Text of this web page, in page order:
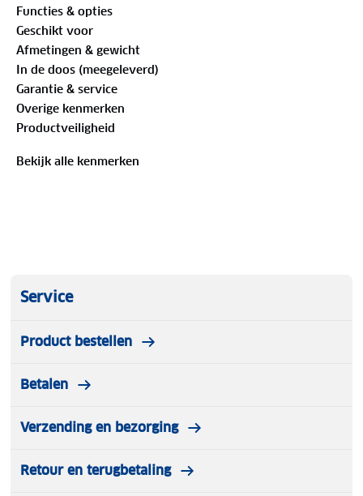
Functies & opties
Geschikt voor
Afmetingen & gewicht
In de doos (meegeleverd)
Garantie & service
Overige kenmerken
Productveiligheid
Bekijk alle kenmerken
Service
Product bestellen
Betalen
Verzending en bezorging
Retour en terugbetaling